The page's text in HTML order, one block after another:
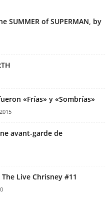
SUMMER of SUPERMAN, by
«Frías» y «Sombrías»
avant-garde de
Live Chrisney #11